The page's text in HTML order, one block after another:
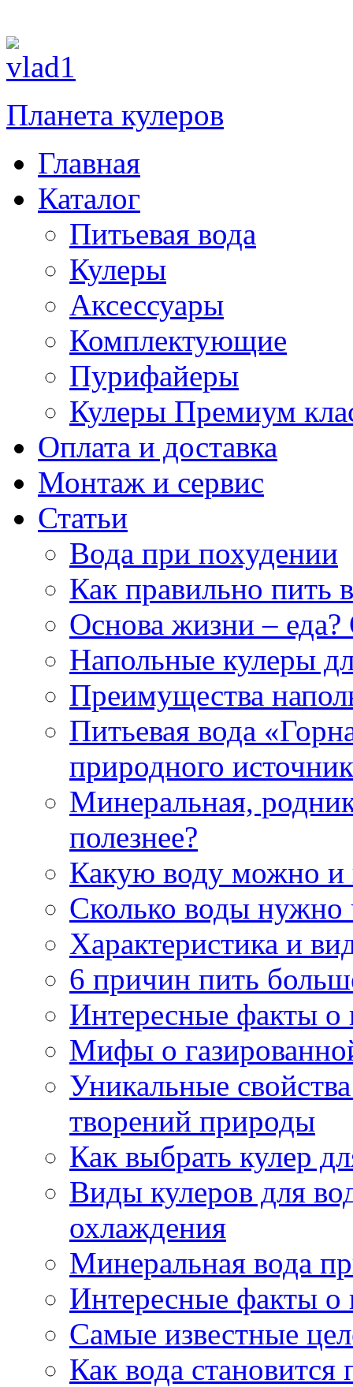
Планета кулеров
Главная
Каталог
Питьевая вода
Кулеры
Аксессуары
Комплектующие
Пурифайеры
Кулеры Премиум
Оплата и доставка
Монтаж и сервис
Статьи
Вода при похудении
Как правильно пить
Основа жизни –
Напольные кулеры
Преимущества
Питьевая вода
природного
Минеральная,
полезнее?
Какую воду можно и
Сколько воды нужно
Характеристика и
6 причин пить
Интересные факты о
Мифы о
Уникальные
творений природы
Как выбрать кулер
Виды кулеров для
охлаждения
Минеральная вода
Интересные факты о
Самые известные
Как вода становится